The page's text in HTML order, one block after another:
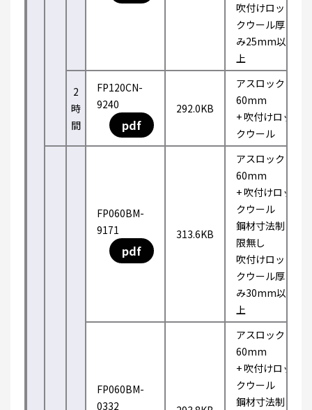
吹付けロッ
クウール厚
み25mm以
上
2
時
間
FP120CN-
9240
pdf
292.0KB
アスロック
60mm
+ 吹付けロッ
クウール
FP060BM-
9171
pdf
313.6KB
アスロック
60mm
+ 吹付けロッ
クウール
鋼材寸法制
限無し
吹付けロッ
クウール厚
み30mm以
上
FP060BM-
0332
アスロック
60mm
+ 吹付けロッ
クウール
鋼材寸法制